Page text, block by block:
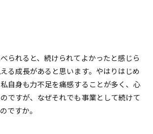
られると、続けられてよかったと感じら
る成長があると思います。やはりはじめ
自身も力不足を痛感することが多く、心
ですが、なぜそれでも事業として続けて
ですか。